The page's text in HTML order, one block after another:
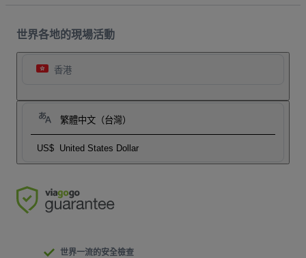
世界各地的現場活動
香港
繁體中文（台灣）
US$ United States Dollar
世界一流的安全檢查